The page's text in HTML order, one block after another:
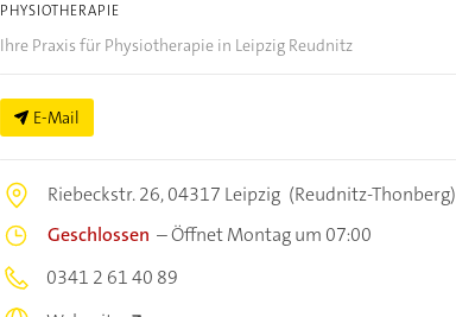
PHYSIOTHERAPIE
Ihre Praxis für Physiotherapie in Leipzig Reudnitz
E-Mail
Riebeckstr. 26,04317 Leipzig (Reudnitz-Thonberg)
Geschlossen –Öffnet Montag um 07:00
0341 2 61 40 89